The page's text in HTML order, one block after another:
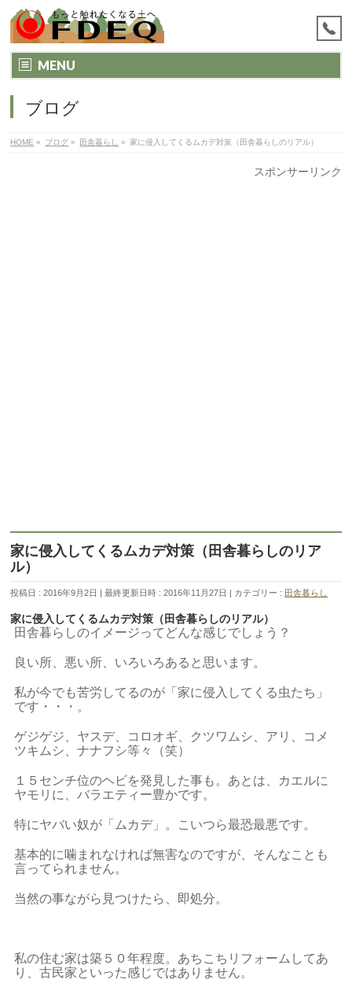
MENU
ブログ
HOME » ブログ » 田舎暮らし » 家に侵入してくるムカデ対策（田舎暮らしのリアル）
スポンサーリンク
家に侵入してくるムカデ対策（田舎暮らしのリア
ル）
投稿日 : 2016年9月2日 最終更新日時 : 2016年11月27日 カテゴリー : 田舎暮らし
家に侵入してくるムカデ対策（田舎暮らしのリアル）
田舎暮らしのイメージってどんな感じでしょう？
良い所、悪い所、いろいろあると思います。
私が今でも苦労してるのが「家に侵入してくる虫たち」
です・・・。
ゲジゲジ、ヤスデ、コロオギ、クツワムシ、アリ、コメ
ツキムシ、ナナフシ等々（笑）
１５センチ位のヘビを発見した事も。あとは、カエルに
ヤモリに、バラエティー豊かです。
特にヤバい奴が「ムカデ」。こいつら最恐最悪です。
基本的に噛まれなければ無害なのですが、そんなことも
言ってられません。
当然の事ながら見つけたら、即処分。
私の住む家は築５０年程度。あちこちリフォームしてあ
り、古民家といった感じではありません。